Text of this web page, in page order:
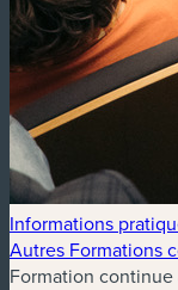
Informations
Autres Formations
Formation